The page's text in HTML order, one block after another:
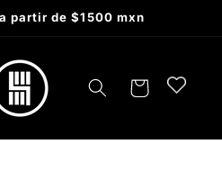
partir de $1500 mxn
Cart